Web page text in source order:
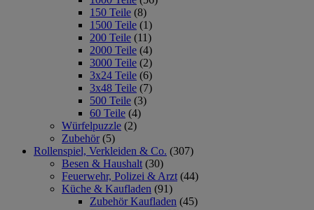
150 Teile (8)
1500 Teile (1)
200 Teile (11)
2000 Teile (4)
3000 Teile (2)
3x24 Teile (6)
3x48 Teile (7)
500 Teile (3)
60 Teile (4)
Würfelpuzzle (2)
Zubehör (5)
Rollenspiel, Verkleiden & Co. (307)
Besen & Haushalt (30)
Feuerwehr, Polizei & Arzt (44)
Küche & Kaufladen (91)
Zubehör Kaufladen (45)